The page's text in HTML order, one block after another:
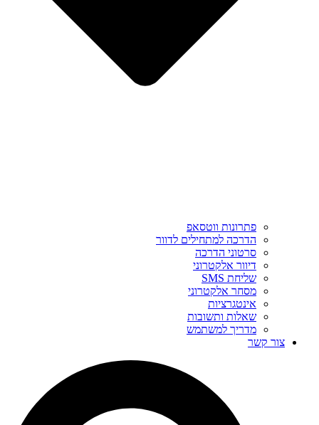
פתרונות ווטסאפ
הדרכה למתחילים לדוור
סרטוני הדרכה
דיוור אלקטרוני
שליחת SMS
מסחר אלקטרוני
אינטגרציות
שאלות ותשובות
מדריך למשתמש
צור קשר